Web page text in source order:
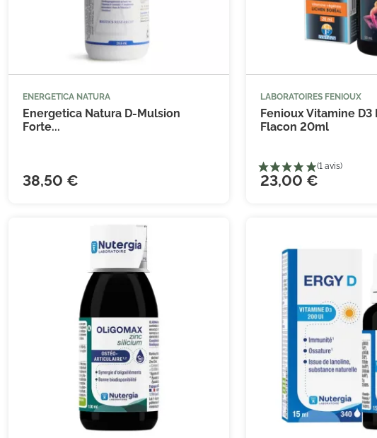
ENERGETICA NATURA
Energetica Natura D-Mulsion
Forte...
38,50 €
LABORATOIRES FENIOUX
Fenioux Vitamine D3
Flacon 20ml
23,00 €